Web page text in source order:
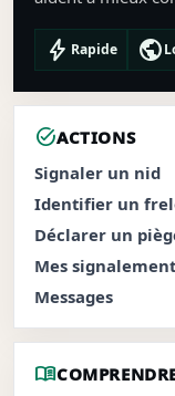
bolt Rapide public
task_altACTIONS
Signaler un nid
Identifier un
Déclarer un
Mes
Messages
menu_book